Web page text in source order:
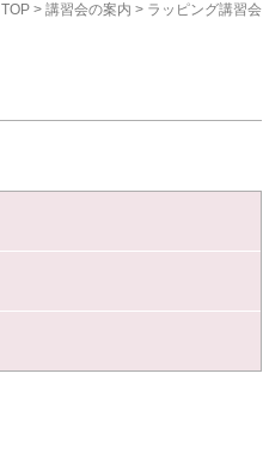
TOP > 講習会の案内 > ラッピング講習会